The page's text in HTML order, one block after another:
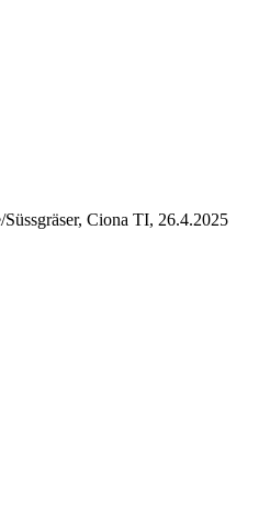
Ciona TI, 26.4.2025